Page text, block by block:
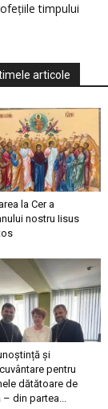
timpului
articole
la Cer a
nostru Iisus
și
pentru
dătătoare de
– din partea...